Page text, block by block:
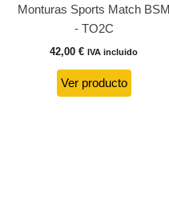
Monturas Sports Match BSM
- TO2C
42,00 € IVA incluido
Ver producto